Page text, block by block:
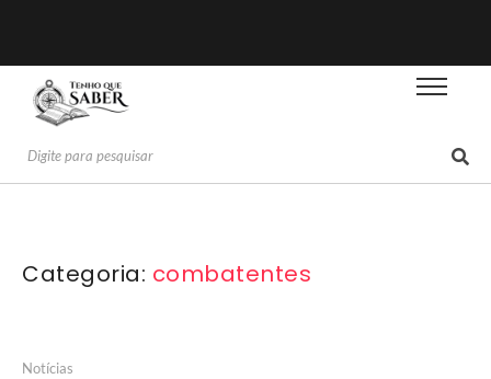
Categoria: combatentes
Notícias